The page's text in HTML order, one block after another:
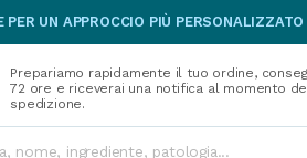
UN APPROCCIO PIÙ
Prepariamo rapidamente il tuo ordine,
72 ore e riceverai una notifica al momento
spedizione.